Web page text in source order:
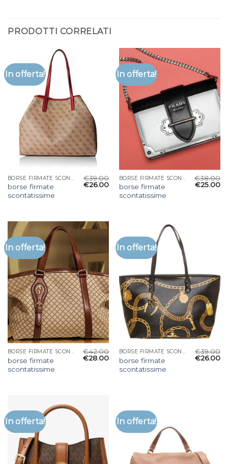
PRODOTTI CORRELATI
In offerta!
BORSE FIRMATE SCONTATISSIME
borse firmate
scontatissime
€39.00
€26.00
In offerta!
BORSE FIRMATE SCONTATISSIME
borse firmate
scontatissime
€38.00
€25.00
In offerta!
BORSE FIRMATE SCONTATISSIME
borse firmate
scontatissime
€42.00
€28.00
In offerta!
BORSE FIRMATE SCONTATISSIME
borse firmate
scontatissime
€39.00
€26.00
In offerta! In offerta!